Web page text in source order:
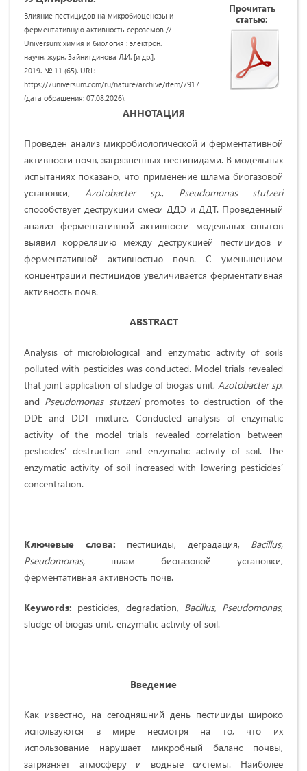
Влияние пестицидов на микробиоценозы и
ферментативную активность сероземов //
Universum: химия и биология : электрон.
научн. журн. Зайнитдинова Л.И. [и др.].
2019. № 11 (65). URL:
https://7universum.com/ru/nature/archive/item/7917
(дата обращения: 07.08.2026).
Прочитать
статью:
АННОТАЦИЯ
Проведен анализ микробиологической и ферментативной
активности почв, загрязненных пестицидами. В модельных
испытаниях показано, что применение шлама биогазовой
установки, Azotobacter sp., Pseudomonas
stutzeri
способствует деструкции смеси ДДЭ и ДДТ. Проведенный
анализ ферментативной активности модельных опытов
выявил корреляцию между деструкцией пестицидов и
ферментативной активностью почв. С уменьшением
концентрации пестицидов увеличивается ферментативная
активность почв.
ABSTRACT
Analysis of microbiological and enzymatic activity of soils
polluted with pesticides was conducted. Model trials revealed
that joint application of sludge of biogas unit, Azotobacter sp.
and Pseudomonas stutzeripromotes to destruction of the
DDE and DDT mixture. Conducted analysis of enzymatic
activity of the model trials revealed correlation between
pesticides’ destruction and enzymatic activity of soil. The
enzymatic activity of soil increased with lowering pesticides’
concentration.
Ключевые слова: пестициды, деградация, Bacillus,
Pseudomonas, шлам биогазовой установки,
ферментативная активность почв.
Keywords: pesticides, degradation, Bacillus, Pseudomonas,
sludge of biogas unit, enzymatic activity of soil.
Введение
Как известно на сегодняшний день пестициды широко
используются в мире несмотря на то, что их
использование нарушает микробный баланс почвы,
загрязняет атмосферу и водные системы. Наиболее